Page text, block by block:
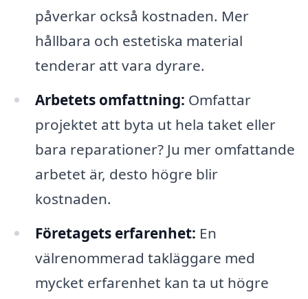
påverkar också kostnaden. Mer
hållbara och estetiska material
tenderar att vara dyrare.
Arbetets omfattning: Omfattar
projektet att byta ut hela taket eller
bara reparationer? Ju mer omfattande
arbetet är, desto högre blir
kostnaden.
Företagets erfarenhet: En
välrenommerad takläggare med
mycket erfarenhet kan ta ut högre